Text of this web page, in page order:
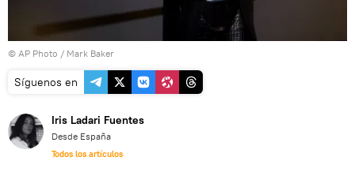
© AP Photo / Mark Baker
Síguenos en
Iris Ladari Fuentes
Desde España
Todos los artículos